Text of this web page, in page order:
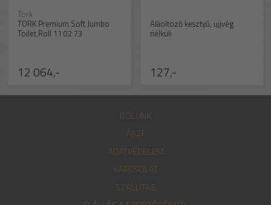
12 064,-
Tork
TORK Premium Soft Jumbo
Toilet Roll 11 02 73
127,-
Aláöltöző kesztyű, ujjvég
nélküli
RÓLUNK
ÁSZF
ADATVÉDELEM
KAPCSOLAT
SZÁLLÍTÁS